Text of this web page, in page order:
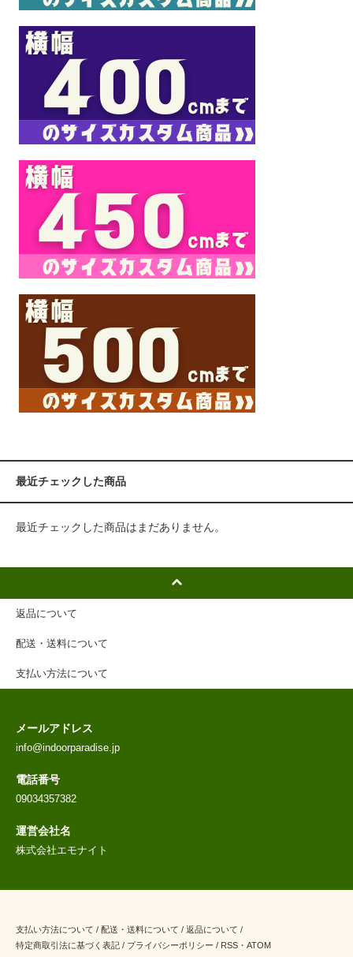
最近チェックした商品
最近チェックした商品はまだありません。
返品について
配送・送料について
支払い方法について
メールアドレス
info@indoorparadise.jp
電話番号
09034357382
運営会社名
株式会社エモナイト
支払い方法について / 配送・送料について / 返品について /
特定商取引法に基づく表記 / プライバシーポリシー / RSS ・ ATOM